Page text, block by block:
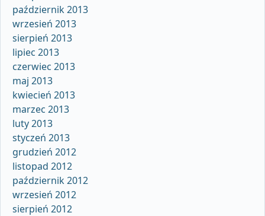
październik 2013
wrzesień 2013
sierpień 2013
lipiec 2013
czerwiec 2013
maj 2013
kwiecień 2013
marzec 2013
luty 2013
styczeń 2013
grudzień 2012
listopad 2012
październik 2012
wrzesień 2012
sierpień 2012